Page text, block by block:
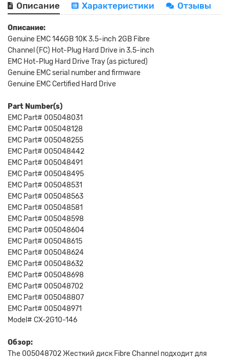
Описание Характеристики Отзывы
Описание:
Genuine EMC 146GB 10K 3.5-inch 2GB Fibre
Channel (FC) Hot-Plug Hard Drive in 3.5-inch
EMC Hot-Plug Hard Drive Tray (as pictured)
Genuine EMC serial number and firmware
Genuine EMC Certified Hard Drive
Part Number(s)
EMC Part# 005048031
EMC Part# 005048128
EMC Part# 005048255
EMC Part# 005048442
EMC Part# 005048491
EMC Part# 005048495
EMC Part# 005048531
EMC Part# 005048563
EMC Part# 005048581
EMC Part# 005048598
EMC Part# 005048604
EMC Part# 005048615
EMC Part# 005048624
EMC Part# 005048632
EMC Part# 005048698
EMC Part# 005048702
EMC Part# 005048807
EMC Part# 005048971
Model# CX-2G10-146
Обзор:
The 005048702 Жесткий диск Fibre Channel подходит для